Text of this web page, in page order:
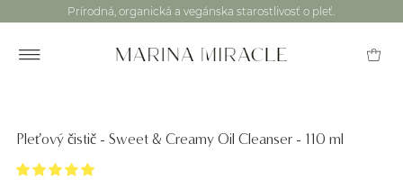
Prírodná, organická a vegánska starostlivosť o pleť.
Pleťový čistič - Sweet & Creamy Oil Cleanser - 110 ml